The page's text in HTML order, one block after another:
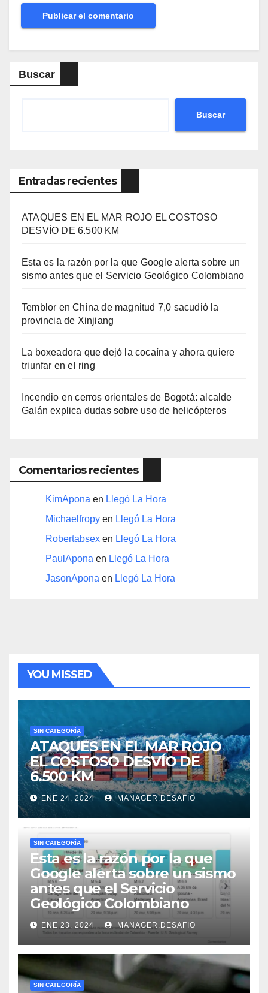
Buscar
Buscar
Entradas recientes
ATAQUES EN EL MAR ROJO EL COSTOSO
DESVÍO DE 6.500 KM
Esta es la razón por la que Google alerta sobre un
sismo antes que el Servicio Geológico Colombiano
Temblor en China de magnitud 7,0 sacudió la
provincia de Xinjiang
La boxeadora que dejó la cocaína y ahora quiere
triunfar en el ring​
Incendio en cerros orientales de Bogotá: alcalde
Galán explica dudas sobre uso de helicópteros
Comentarios recientes
KimApona en Llegó La Hora
Michaelfropy en Llegó La Hora
Robertabsex en Llegó La Hora
PaulApona en Llegó La Hora
JasonApona en Llegó La Hora
YOU MISSED
SIN CATEGORÍA
ATAQUES EN EL MAR ROJO
EL COSTOSO DESVÍO DE
6.500 KM
ENE 24, 2024 MANAGER.DESAFIO
SIN CATEGORÍA
Esta es la razón por la que
Google alerta sobre un sismo
antes que el Servicio
Geológico Colombiano
ENE 23, 2024 MANAGER.DESAFIO
SIN CATEGORÍA